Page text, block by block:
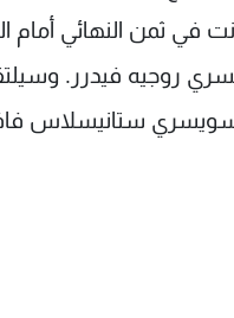
في ثمن النهائي
السويسري روجيه فيدرر.
ستانيسلاس